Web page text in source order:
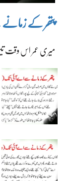
پتھر کے
میری عمر اس